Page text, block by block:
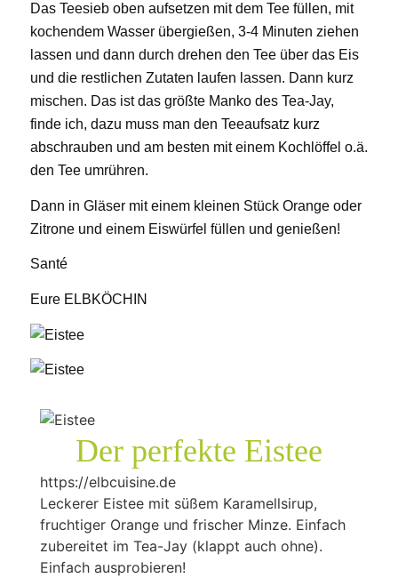
Das Teesieb oben aufsetzen mit dem Tee füllen, mit
kochendem Wasser übergießen, 3-4 Minuten ziehen
lassen und dann durch drehen den Tee über das Eis
und die restlichen Zutaten laufen lassen. Dann kurz
mischen. Das ist das größte Manko des Tea-Jay,
finde ich, dazu muss man den Teeaufsatz kurz
abschrauben und am besten mit einem Kochlöffel o.ä.
den Tee umrühren.
Dann in Gläser mit einem kleinen Stück Orange oder
Zitrone und einem Eiswürfel füllen und genießen!
Santé
Eure ELBKÖCHIN
Der perfekte Eistee
https://elbcuisine.de
Leckerer Eistee mit süßem Karamellsirup,
fruchtiger Orange und frischer Minze. Einfach
zubereitet im Tea-Jay (klappt auch ohne).
Einfach ausprobieren!